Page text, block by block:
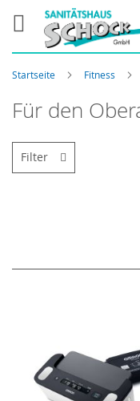
Startseite Fitness
Für den
Filter